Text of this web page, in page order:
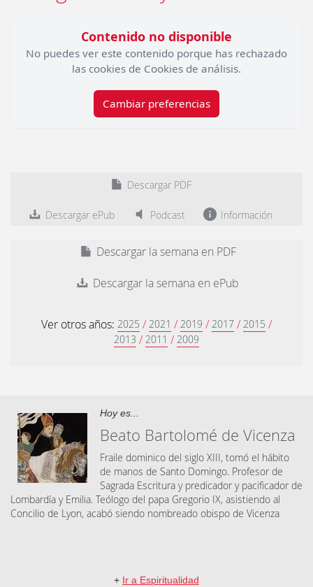
Contenido no disponible
No puedes ver este contenido porque has rechazado
las cookies de Cookies de análisis.
Cambiar preferencias
Descargar PDF
Descargar ePub Podcast Información
Descargar la semana en PDF
Descargar la semana en ePub
Ver otros años: 2025 / 2021 / 2019 / 2017 / 2015 /
2013 / 2011 / 2009
Hoy es...
Beato Bartolomé de Vicenza
Fraile dominico del siglo XIII, tomó el hábito
de manos de Santo Domingo. Profesor de
Sagrada Escritura y predicador y pacificador de
Lombardía y Emilia. Teólogo del papa Gregorio IX, asistiendo al
Concilio de Lyon, acabó siendo nombreado obispo de Vicenza
+ Ir a Espiritualidad